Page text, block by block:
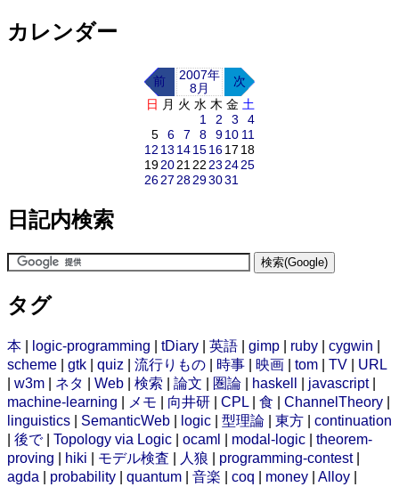
カレンダー
前
2007年
8月
次
日 月 火 水 木 金 土
1
2 3
4
5
6 7 8 910 11
12 13 14151617 18
192021 22 23 2425
2627 28293031
日記内検索
タグ
本 logic-programming tDiary 英語 gimp ruby cygwin
scheme
gtk quiz 流行りもの 時事 映画 tom TV
URL
w3m ネタ Web 検索 論文 圏論 haskell javascript|
machine-learning
メモ 向井研 CPL 食 ChannelTheory
linguistics
SemanticWeb logic 型理論 東方
continuation
後で| Topology via Logic ocaml modal-logic
theorem-
proving
hiki モデル検査 人狼 programming-contest|
agda
probability quantum 音楽 coq money Alloy